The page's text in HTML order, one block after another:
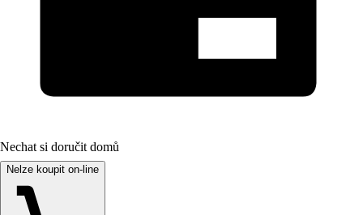
Nechat si doručit domů
Nelze koupit on-line